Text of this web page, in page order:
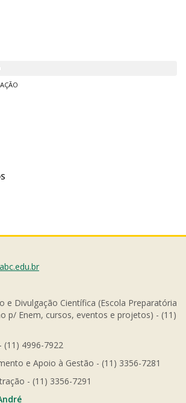
e Divulgação Científica (Escola Preparatória
p/ Enem, cursos, eventos e projetos) - (11)
(11) 4996-7922
e Apoio à Gestão - (11) 3356-7281
- (11) 3356-7291